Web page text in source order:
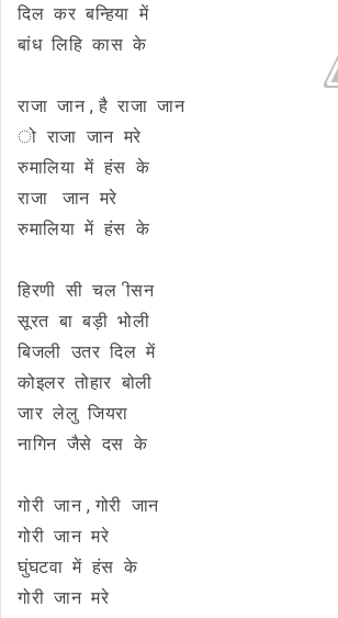
दिल कर बन्हिया में
बांध लिहि कास के
राजा जान , है राजा जान
ो राजा जान मरे
रुमालिया में हंस के
राजा जान मरे
रुमालिया में हंस के
हिरणी सी चल ीसन
सूरत बा बड़ी भोली
बिजली उतर दिल में
कोइलर तोहार बोली
जार लेलु जियरा
नागिन जैसे दस के
गोरी जान , गोरी जान
गोरी जान मरे
घुंघटवा में हंस के
गोरी जान मरे